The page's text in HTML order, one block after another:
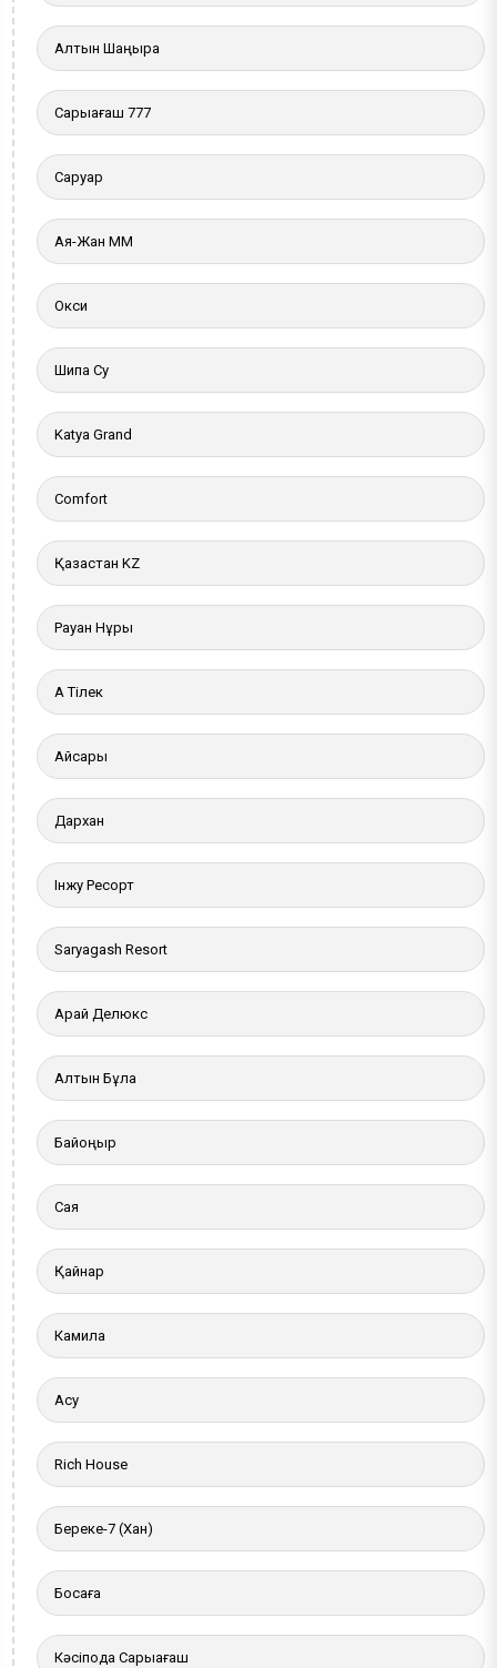
Алтын Шаңырақ
Сарыағаш 777
Саруар
Ая-Жан ММ
Окси
Шипа Су
Katya Grand
Comfort
Қазақстан KZ
Рауан Нұры
Ақ Тілек
Айсары
Дархан
Інжу Ресорт
Saryagash Resort
Арай Делюкс
Алтын Бұлақ
Байқоңыр
Сая
Қайнар
Камила
Ақсу
Rich House
Береке-7 (Хан)
Босаға
Кәсіподақ Сарыағаш